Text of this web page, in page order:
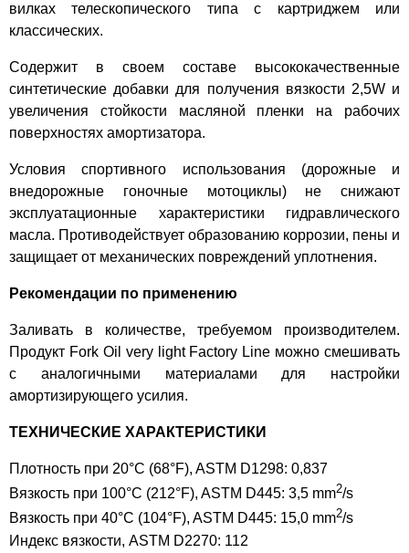
вилках телескопического типа с картриджем или
классических.
Содержит в своем составе высококачественные
синтетические добавки для получения вязкости 2,5W и
увеличения стойкости масляной пленки на рабочих
поверхностях амортизатора.
Условия спортивного использования (дорожные и
внедорожные гоночные мотоциклы) не снижают
эксплуатационные характеристики гидравлического
масла. Противодействует образованию коррозии, пены и
защищает от механических повреждений уплотнения.
Рекомендации по применению
Заливать в количестве, требуемом производителем.
Продукт Fork Oil very light Factory Line можно смешивать
с аналогичными материалами для настройки
амортизирующего усилия.
ТЕХНИЧЕСКИЕ ХАРАКТЕРИСТИКИ
Плотность при 20°C (68°F), ASTM D1298: 0,837
Вязкость при 100°C (212°F), ASTM D445: 3,5 mm2/s
Вязкость при 40°C (104°F), ASTM D445: 15,0 mm2/s
Индекс вязкости, ASTM D2270: 112